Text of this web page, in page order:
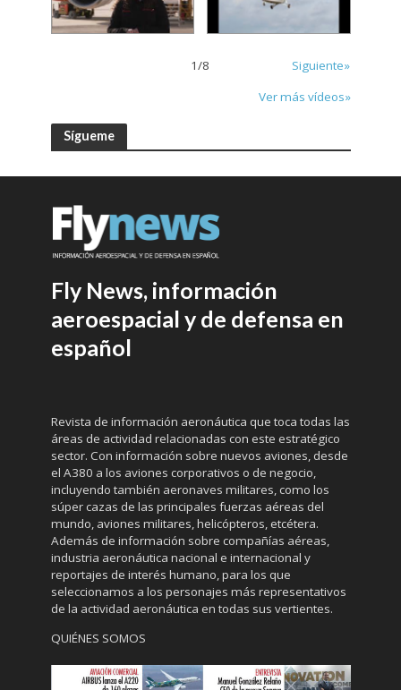
1/8
Siguiente»
Ver más vídeos»
Sígueme
Fly News, información
aeroespacial y de defensa en
español
Revista de información aeronáutica que toca todas las
áreas de actividad relacionadas con este estratégico
sector. Con información sobre nuevos aviones, desde
el A380 a los aviones corporativos o de negocio,
incluyendo también aeronaves militares, como los
súper cazas de las principales fuerzas aéreas del
mundo, aviones militares, helicópteros, etcétera.
Además de información sobre compañías aéreas,
industria aeronáutica nacional e internacional y
reportajes de interés humano, para los que
seleccionamos a los personajes más representativos
de la actividad aeronáutica en todas sus vertientes.
QUIÉNES SOMOS